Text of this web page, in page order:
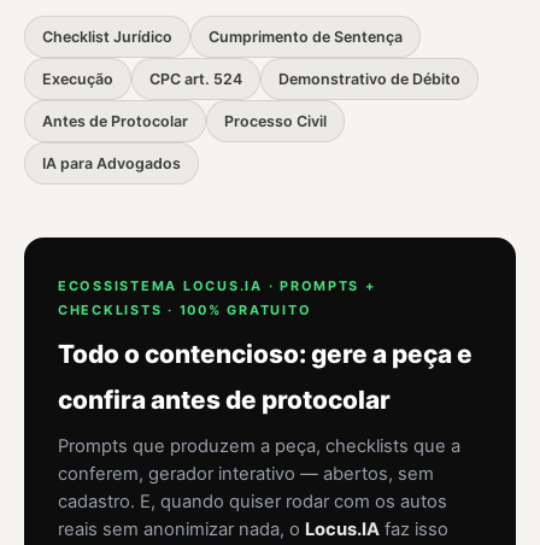
Checklist Jurídico Cumprimento de Sentença
Execução CPC art. 524 Demonstrativo de Débito
Antes de Protocolar Processo Civil
IA para Advogados
ECOSSISTEMA LOCUS.IA · PROMPTS +
CHECKLISTS · 100% GRATUITO
Todo o contencioso: gere a peça e
confira antes de protocolar
Prompts que produzem a peça, checklists que a
conferem, gerador interativo — abertos, sem
cadastro. E, quando quiser rodar com os autos
reais sem anonimizar nada, o Locus.IA faz isso